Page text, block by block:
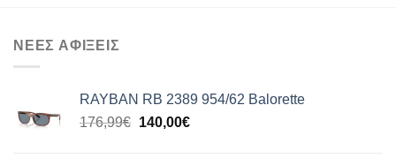
ΝΕΕΣ ΑΦΙΞΕΙΣ
RAYBAN RB 2389 954/62 Balorette
176,99€ Original
140,00€Η